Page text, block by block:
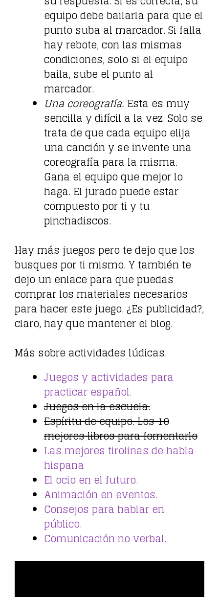
equipo debe bailarla para que el
punto suba al marcador. Si falla
hay rebote, con las mismas
condiciones, solo si el equipo
baila, sube el punto al
marcador.
Una coreografía. Esta es muy
sencilla y difícil a la vez. Solo se
trata de que cada equipo elija
una canción y se invente una
coreografía para la misma.
Gana el equipo que mejor lo
haga. El jurado puede estar
compuesto por ti y tu
pinchadiscos.
Hay más juegos pero te dejo que los
busques por ti mismo. Y también te
dejo un enlace para que puedas
comprar los materiales necesarios
para hacer este juego. ¿Es publicidad?,
claro, hay que mantener el blog.
Más sobre actividades lúdicas.
Juegos y actividades para
practicar español.
Juegos en la escuela.
Espíritu de equipo. Los 10
mejores libros para fomentarlo
Las mejores tirolinas de habla
hispana
El ocio en el futuro.
Animación en eventos.
Consejos para hablar en
público.
Comunicación no verbal.